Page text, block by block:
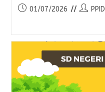
01/07/2026